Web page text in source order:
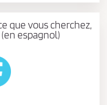
que vous cherchez,
espagnol)